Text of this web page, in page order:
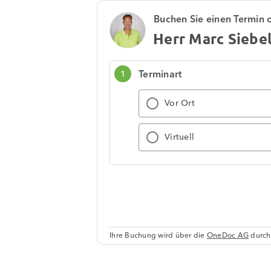
Buchen Sie einen Termin
Herr Marc
1 Terminart
Vor Ort
Virtuell
Ihre Buchung wird über dieOneDoc AG